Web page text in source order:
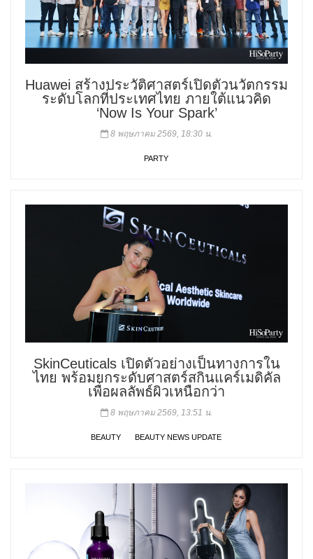
Huawei สร้างประวัติศาสตร์เปิดตัวนวัตกรรม
ระดับโลกที่ประเทศไทย ภายใต้แนวคิด
‘Now Is Your Spark’
8 พฤษภาคม 2569, 18:30 น.
PARTY
SkinCeuticals เปิดตัวอย่างเป็นทางการใน
ไทย พร้อมยกระดับศาสตร์สกินแคร์เมดิคัล
เพื่อผลลัพธ์ผิวเหนือกว่า
8 พฤษภาคม 2569, 13:51 น.
BEAUTY BEAUTY NEWS UPDATE